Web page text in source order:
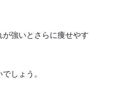
強いとさらに痩せやす
しょう。